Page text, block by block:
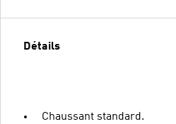
Détails
Chaussant standard.